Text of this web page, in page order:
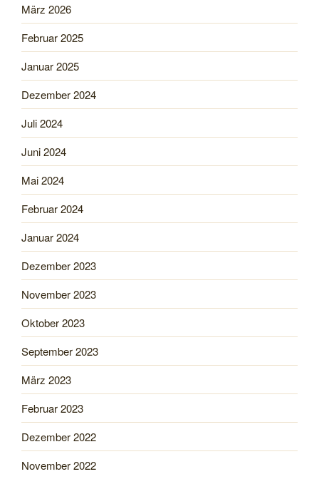
März 2026
Februar 2025
Januar 2025
Dezember 2024
Juli 2024
Juni 2024
Mai 2024
Februar 2024
Januar 2024
Dezember 2023
November 2023
Oktober 2023
September 2023
März 2023
Februar 2023
Dezember 2022
November 2022